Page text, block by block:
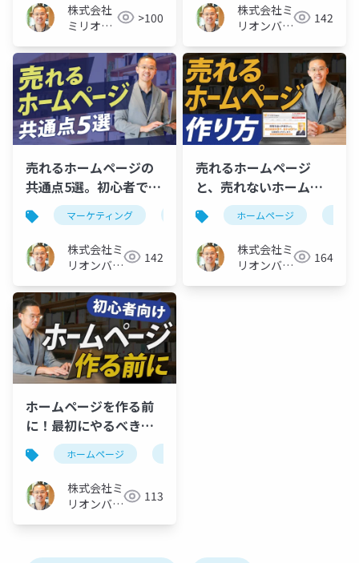
株式会社
ミリオン
>100
株式会社ミ
リオンバリ
142
売れるホームページの
共通点5選。初心者でも
すぐ真似できる集客の
コツ
マーケティング ホームページ
株式会社ミ
リオンバリ
142
売れるホームページ
と、売れないホームペ
ージの違いとは？
ホームページ
株式会社ミ
リオンバリ
164
ホームページを作る前
に！最初にやるべきマ
ーケティングとは？
ホームページ
株式会社ミ
リオンバリ
113